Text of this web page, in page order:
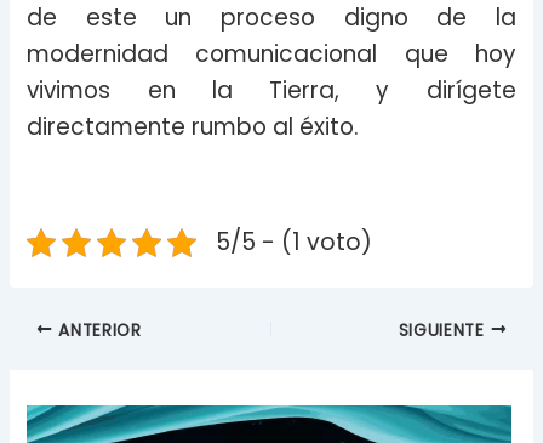
de este un proceso digno de la
modernidad comunicacional que hoy
vivimos en la Tierra, y dirígete
directamente rumbo al éxito.
5/5 - (1 voto)
ANTERIOR SIGUIENTE